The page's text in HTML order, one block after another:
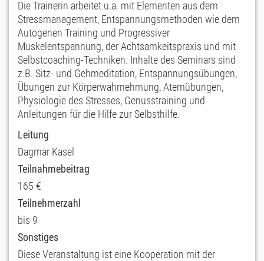
Die Trainerin arbeitet u.a. mit Elementen aus dem
Stressmanagement, Entspannungsmethoden wie dem
Autogenen Training und Progressiver
Muskelentspannung, der Achtsamkeitspraxis und mit
Selbstcoaching-Techniken. Inhalte des Seminars sind
z.B. Sitz- und Gehmeditation, Entspannungsübungen,
Übungen zur Körperwahrnehmung, Atemübungen,
Physiologie des Stresses, Genusstraining und
Anleitungen für die Hilfe zur Selbsthilfe.
Leitung
Dagmar Kasel
Teilnahmebeitrag
165 €
Teilnehmerzahl
bis 9
Sonstiges
Diese Veranstaltung ist eine Kooperation mit der